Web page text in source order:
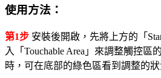
使用方法：
第1步 安裝後開啟，先將上方的「
入「Touchable Area」來調整觸控區
時，可在底部的綠色區看到調整的狀